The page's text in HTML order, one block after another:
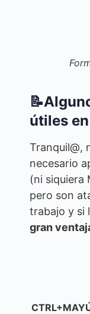
útiles
Tranquil@,
necesario
(ni siquiera
pero son
trabajo y si
gran